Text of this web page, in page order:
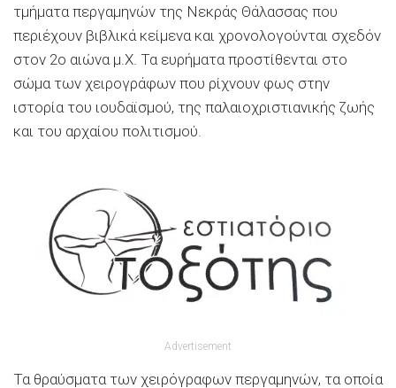
τμήματα περγαμηνών της Νεκράς Θάλασσας που
περιέχουν βιβλικά κείμενα και χρονολογούνται σχεδόν
στον 2ο αιώνα μ.Χ. Τα ευρήματα προστίθενται στο
σώμα των χειρογράφων που ρίχνουν φως στην
ιστορία του ιουδαϊσμού, της παλαιοχριστιανικής ζωής
και του αρχαίου πολιτισμού.
Advertisement
Τα θραύσματα των χειρόγραφων περγαμηνών, τα οποία